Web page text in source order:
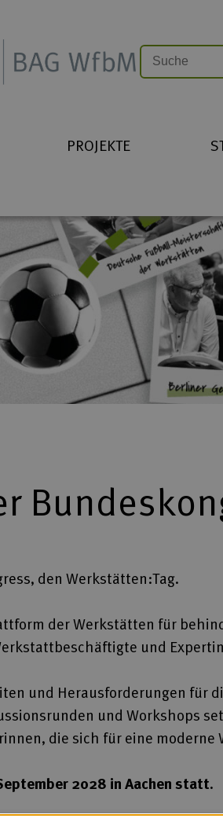
PROJEKTE
den Werkstätten:Tag.
der Werkstätten für
und
und Herausforderungen für
und Workshops
die sich für eine
2028 in Aachen statt.